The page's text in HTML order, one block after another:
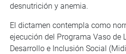
desnutrición y anemia.
El dictamen contempla como
ejecución del Programa Vaso de
Desarrollo e Inclusión Social